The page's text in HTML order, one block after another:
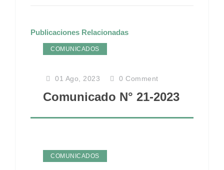
Publicaciones Relacionadas
COMUNICADOS
01 Ago, 2023 0 Comment
Comunicado N° 21-2023
COMUNICADOS